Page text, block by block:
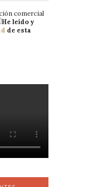
comercial
He leído y
de esta